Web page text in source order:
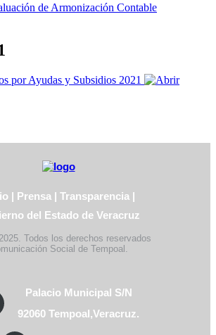
de Armonización Contable
por Ayudas y Subsidios 2021
| Prensa | Transparencia |
del Estado de Veracruz
Todos los derechos reservados
Social de Tempoal.
Palacio Municipal S/N
92060 Tempoal,Veracruz.